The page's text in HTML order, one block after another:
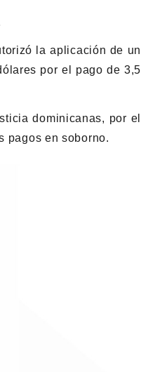
la aplicación de un
por el pago de 3,5
dominicanas, por el
pagos en soborno.